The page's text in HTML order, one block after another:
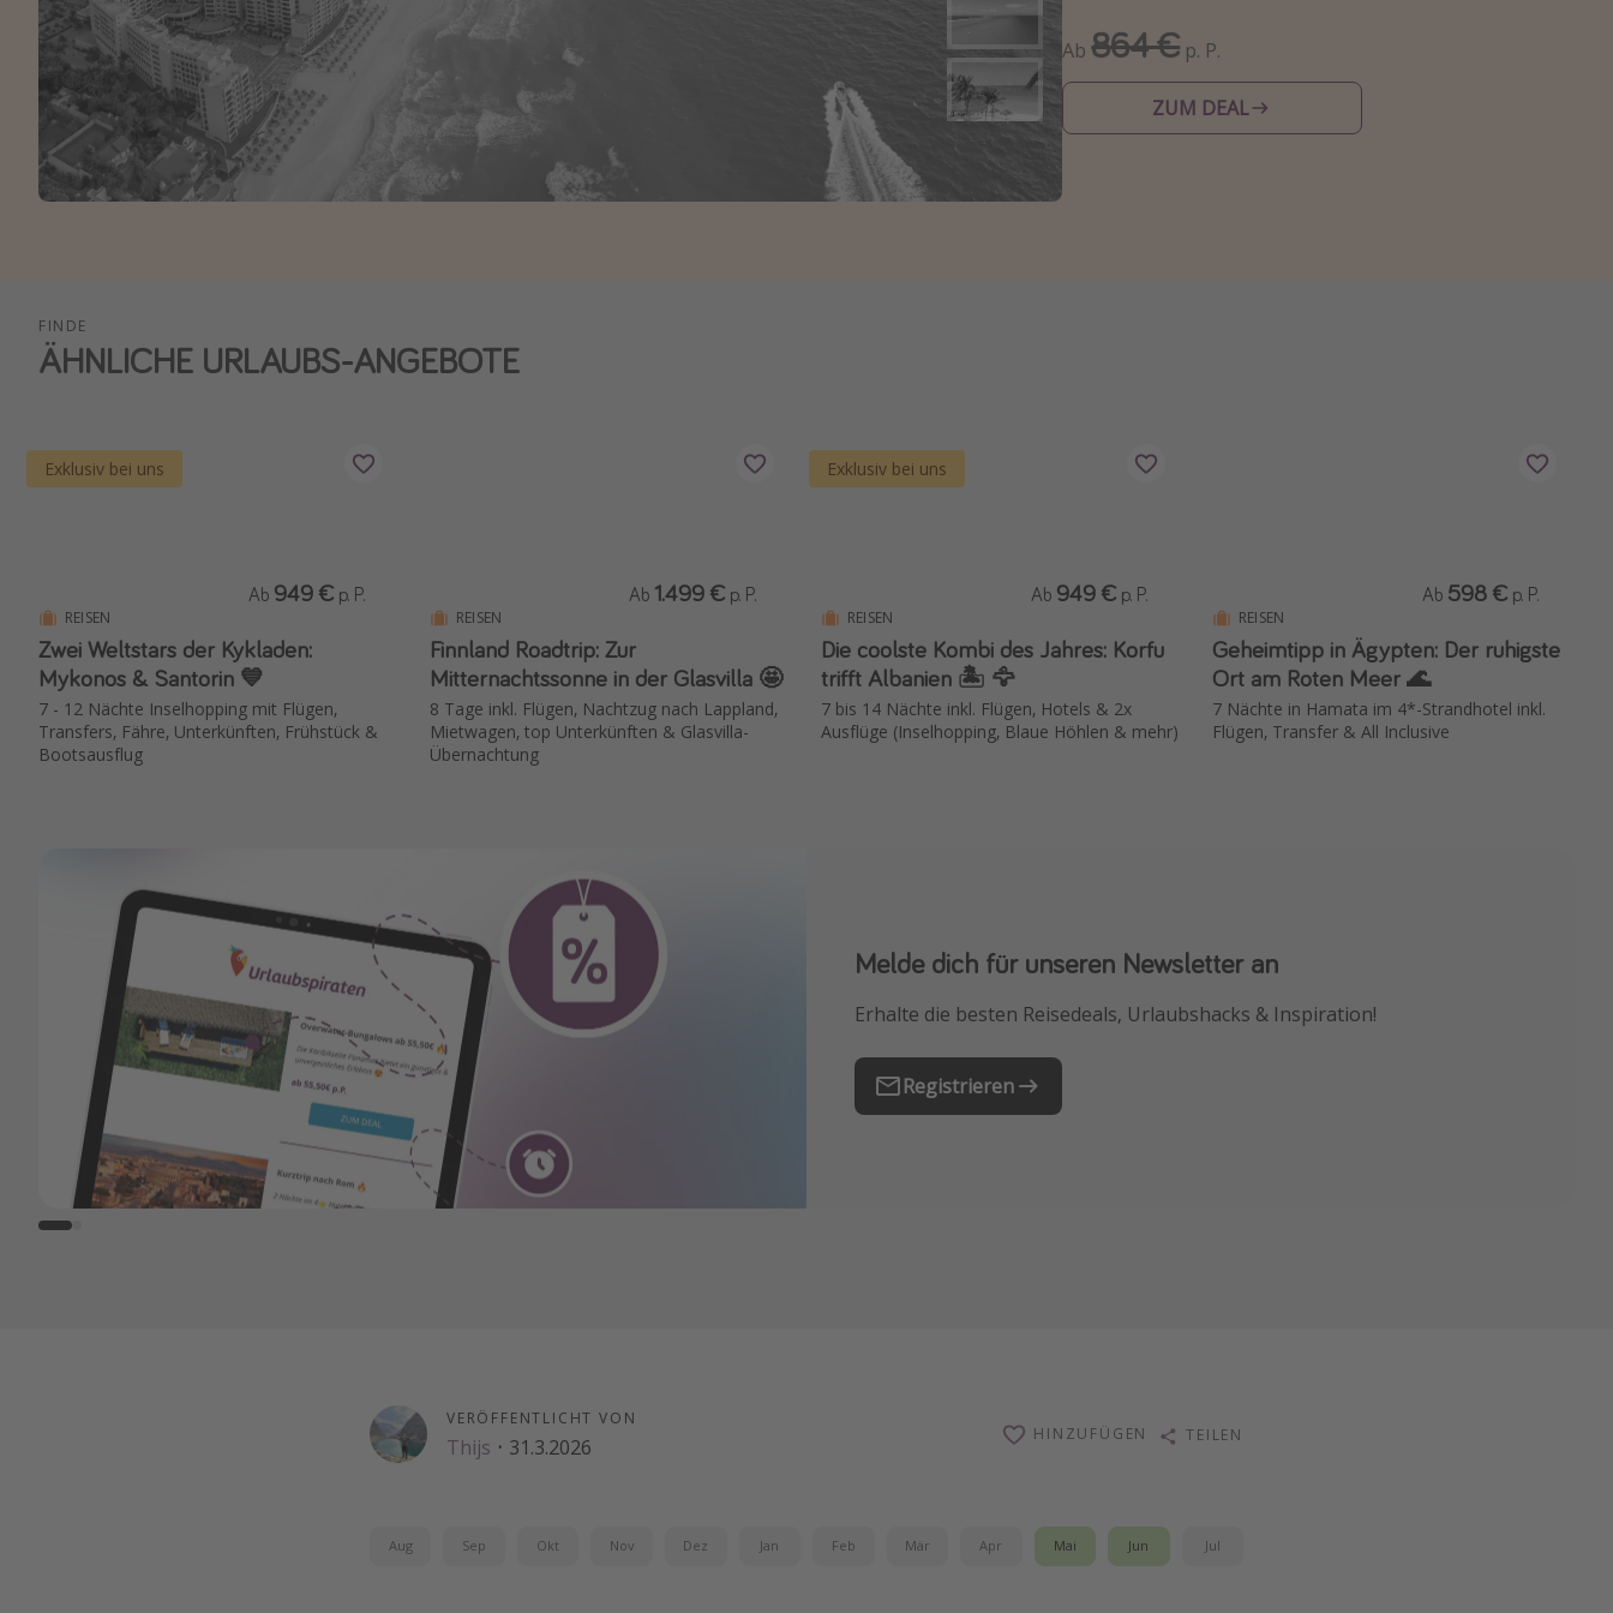
Ab864 € p. P.
ZUM DEAL
FINDE
ÄHNLICHE URLAUBS-ANGEBOTE
Exklusiv bei uns
REISEN
Zwei Weltstars der Kykladen:
Mykonos & Santorin 💙
7 - 12 Nächte Inselhopping mit Flügen,
Transfers, Fähre, Unterkünften, Frühstück &
Bootsausflug
Ab 949 € p. P.
REISEN
Finnland Roadtrip: Zur
Mitternachtssonne in der Glasvilla 🤩
8 Tage inkl. Flügen, Nachtzug nach Lappland,
Mietwagen, top Unterkünften & Glasvilla-
Übernachtung
Ab 1.499 € p. P.
Exklusiv bei uns
REISEN
Die coolste Kombi des Jahres: Korfu
trifft Albanien 🏝️ 🦅
7 bis 14 Nächte inkl. Flügen, Hotels & 2x
Ausflüge (Inselhopping, Blaue Höhlen & mehr)
Ab 949 € p. P.
REISEN
Geheimtipp in Ägypten: Der ruhigste
Ort am Roten Meer 🌊
7 Nächte in Hamata im 4*-Strandhotel inkl.
Flügen, Transfer & All Inclusive
Ab 598 € p. P.
Melde dich für unseren Newsletter an
Erhalte die besten Reisedeals, Urlaubshacks & Inspiration!
Registrieren
Downloade unsere App
Buche die besten Reiseschnäppchen als Erstes.
VERÖFFENTLICHT VON
Thijs · 31.3.2026
HINZUFÜGEN TEILEN
Aug Sep Okt Nov Dez Jan Feb Mär Apr Mai Jun Jul